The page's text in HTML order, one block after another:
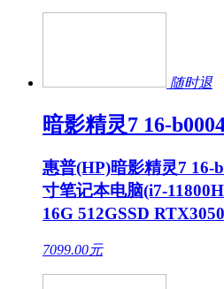
随时退
暗影精灵7 16-
惠普(HP)暗影精灵7 16-
寸笔记本电脑(i7-
16G 512GSSD
7099.00元